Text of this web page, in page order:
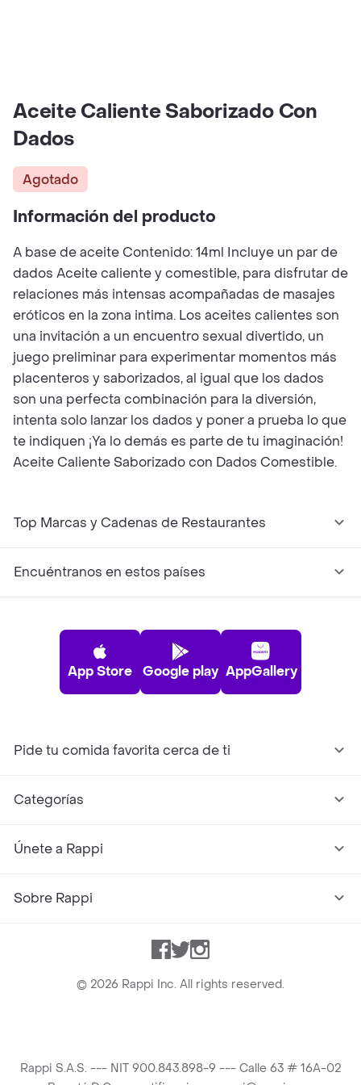
Aceite Caliente Saborizado Con
Dados
Agotado
Información del producto
A base de aceite Contenido: 14ml Incluye un par de
dados Aceite caliente y comestible, para disfrutar de
relaciones más intensas acompañadas de masajes
eróticos en la zona intima. Los aceites calientes son
una invitación a un encuentro sexual divertido, un
juego preliminar para experimentar momentos más
placenteros y saborizados, al igual que los dados
son una perfecta combinación para la diversión,
intenta solo lanzar los dados y poner a prueba lo que
te indiquen ¡Ya lo demás es parte de tu imaginación!
Aceite Caliente Saborizado con Dados Comestible.
Top Marcas y Cadenas de Restaurantes
Encuéntranos en estos países
App Store Google play AppGallery
Pide tu comida favorita cerca de ti
Categorías
Únete a Rappi
Sobre Rappi
Facebook
TwitterInstagram
© 2026 Rappi Inc. All rights reserved.
Rappi S.A.S. --- NIT 900.843.898-9 --- Calle 63 # 16A-02